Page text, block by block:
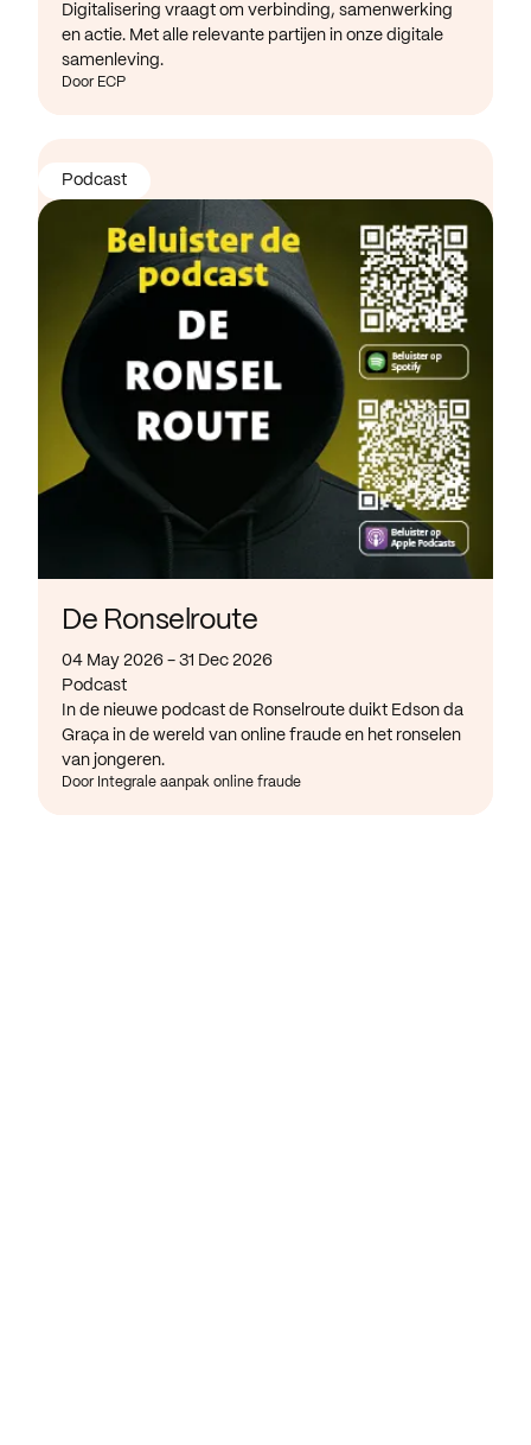
Digitalisering vraagt om verbinding, samenwerking
en actie. Met alle relevante partijen in onze digitale
samenleving.
Door ECP
De Ronselroute
04 May 2026 - 31 Dec 2026
Podcast
In de nieuwe podcast de Ronselroute duikt Edson da
Graça in de wereld van online fraude en het ronselen
van jongeren.
Door Integrale aanpak online fraude
Podcast